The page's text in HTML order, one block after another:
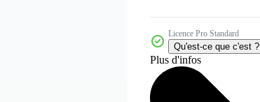
Licence Pro Standard
Qu'est-ce que c'est ?
Plus d'infos